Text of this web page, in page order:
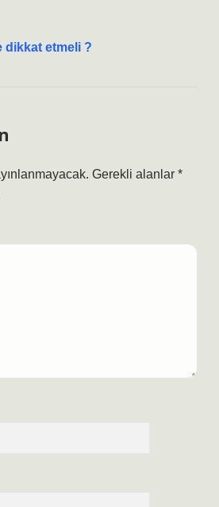
dikkat etmeli ?
Gerekli alanlar *